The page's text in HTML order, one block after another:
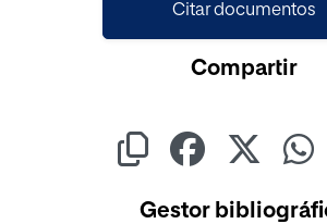
Citar documentos
Compartir
Gestor